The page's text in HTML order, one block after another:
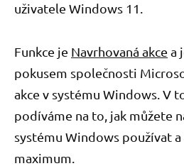
uživatele Windows 11.
Funkce je Navrhovaná akce a
pokusem společnosti
akce v systému Windows. V
podíváme na to, jak můžete
systému Windows používat
maximum.